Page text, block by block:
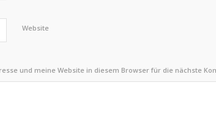
Website
und meine Website in diesem Browser für die nächste